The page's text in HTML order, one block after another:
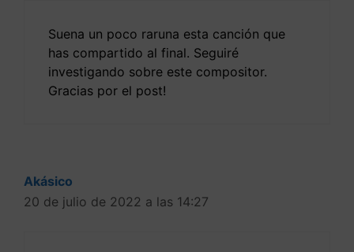
Suena un poco raruna esta canción que
has compartido al final. Seguiré
investigando sobre este compositor.
Gracias por el post!
Akásico
20 de julio de 2022 a las 14:27